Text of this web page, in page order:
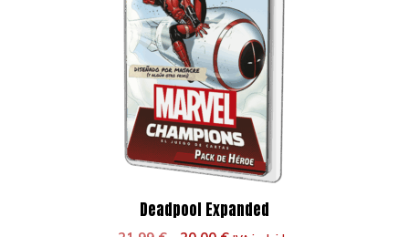
Deadpool Expanded